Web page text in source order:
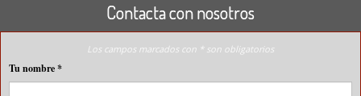
Contacta con nosotros
Los campos marcados con * son obligatorios
Tu nombre*